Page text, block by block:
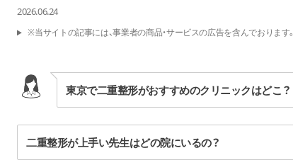
2026.06.24
※当サイトの記事には、事業者の商品・サービスの広告を含んでおります。
東京で二重整形がおすすめのクリニックはどこ？
二重整形が上手い先生はどの院にいるの？